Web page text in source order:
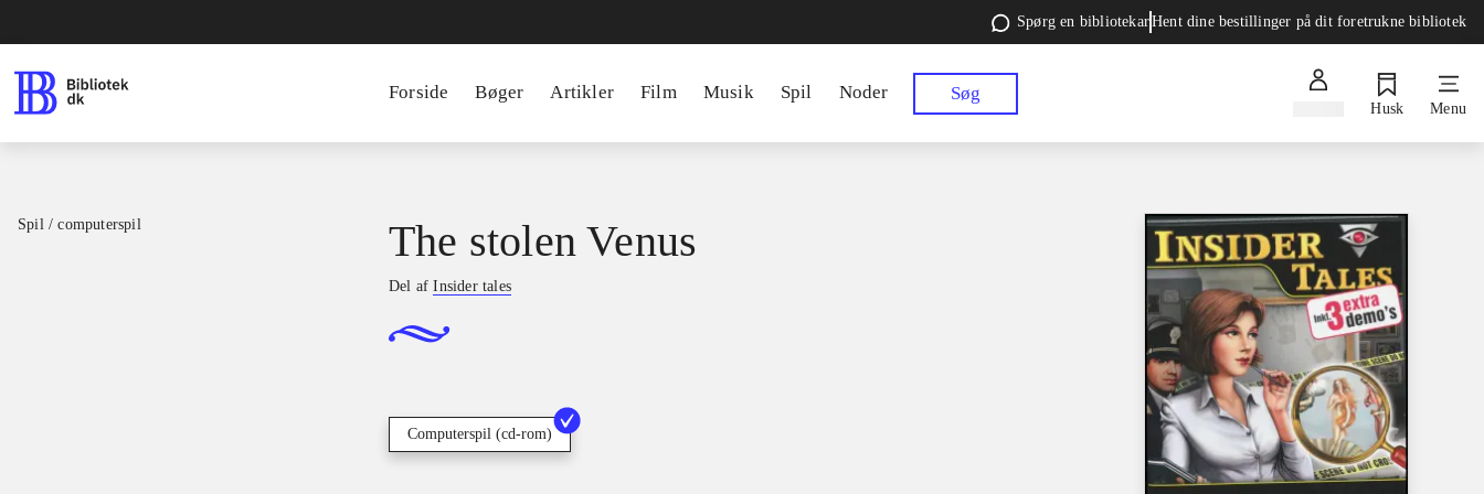
Spørg en bibliotekarHent dine bestillinger på dit foretrukne bibliotek
Forside Bøger Artikler Film Musik Spil Noder Søg
Husk Menu
Spil / computerspil The stolen Venus
Del afInsider tales
Computerspil (cd-rom)